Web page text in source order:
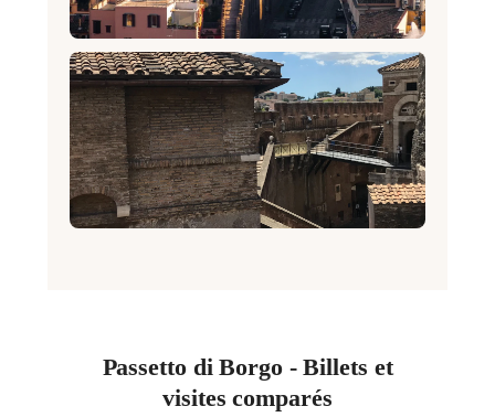
Passetto di Borgo - Billets et
visites comparés